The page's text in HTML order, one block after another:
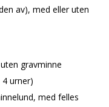
av), med eller uten
gravminne
urner)
med felles